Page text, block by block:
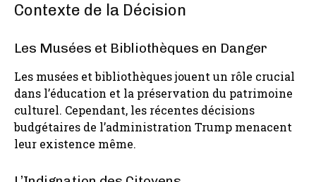
Contexte de la Décision
Les Musées et Bibliothèques en Danger
Les musées et bibliothèques jouent un rôle crucial
dans l’éducation et la préservation du patrimoine
culturel. Cependant, les récentes décisions
budgétaires de l’administration Trump menacent
leur existence même.